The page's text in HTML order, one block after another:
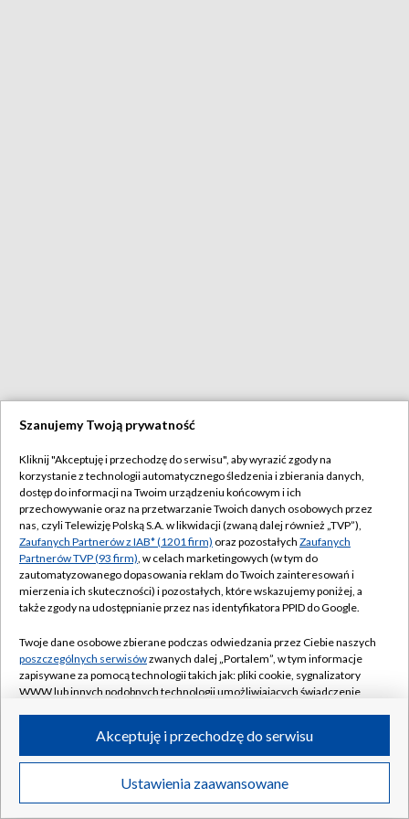
Szanujemy Twoją prywatność
Kliknij "Akceptuję i przechodzę do serwisu", aby wyrazić zgody na
korzystanie z technologii automatycznego śledzenia i zbierania danych,
dostęp do informacji na Twoim urządzeniu końcowym i ich
przechowywanie oraz na przetwarzanie Twoich danych osobowych przez
nas, czyli Telewizję Polską S.A. w likwidacji (zwaną dalej również „TVP”),
Zaufanych Partnerów z IAB* (1201 firm) oraz pozostałych Zaufanych
Partnerów TVP (93 firm), w celach marketingowych (w tym do
zautomatyzowanego dopasowania reklam do Twoich zainteresowań i
mierzenia ich skuteczności) i pozostałych, które wskazujemy poniżej, a
także zgody na udostępnianie przez nas identyfikatora PPID do Google.
Twoje dane osobowe zbierane podczas odwiedzania przez Ciebie naszych
poszczególnych serwisówzwanych dalej „Portalem”, w tym informacje
zapisywane za pomocą technologii takich jak: pliki cookie, sygnalizatory
WWW lub innych podobnych technologii umożliwiających świadczenie
ruchu w Internecie.
Twoje dane osobowe zbierane podczas odwiedzania przez Ciebie
poszczególnych serwisówna Portalu, takie jak adresy IP, identyfikatory
Ustawienia zaawansowane
Akceptuję i przechodzę do serwisu